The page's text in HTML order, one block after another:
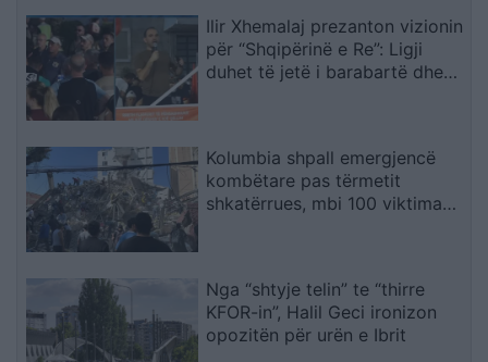
Ilir Xhemalaj prezanton vizionin
për “Shqipërinë e Re”: Ligji
duhet të jetë i barabartë dhe
Kolumbia shpall emergjencë
kombëtare pas tërmetit
shkatërrues, mbi 100 viktima
Nga “shtyje telin” te “thirre
KFOR-in”, Halil Geci ironizon
opozitën për urën e Ibrit